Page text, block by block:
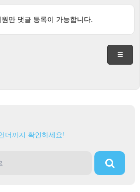
만 댓글 등록이 가능합니다.
더까지 확인하세요!